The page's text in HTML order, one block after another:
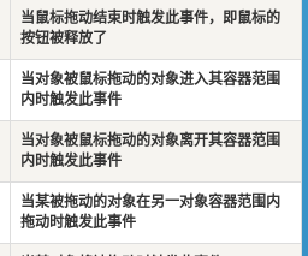
当鼠标拖动结束时触发此事件，即鼠标的
按钮被释放了
当对象被鼠标拖动的对象进入其容器范围
内时触发此事件
当对象被鼠标拖动的对象离开其容器范围
内时触发此事件
当某被拖动的对象在另一对象容器范围内
拖动时触发此事件